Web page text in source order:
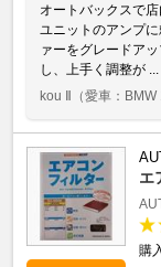
オートバックスで
ユニットのアンプ
ァーをグレードア
し、上手く調整が ...
kou Ⅱ （愛車：
エ
購